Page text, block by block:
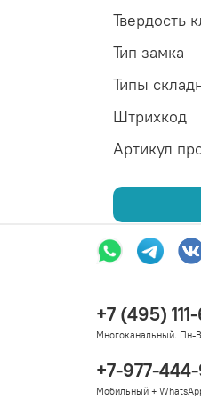
Твердость
Тип замка
Типы
Штрихкод
Артикул
+7 (495)
Многоканальный. Пн-
+7-977-
Мобильный +